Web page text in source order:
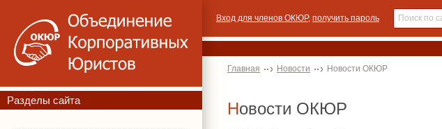
Разделы сайта
Вход для членов ОКЮР, получить пароль
Главная Новости Новости ОКЮР
Новости ОКЮР